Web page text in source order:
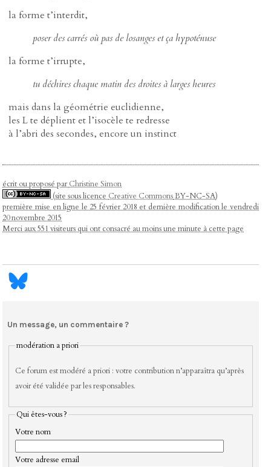
la forme t’interdit,
poser des carrés où pas de losanges et ça hypoténuse
la forme t’irrupte,
tu déchires chaque matin des droites à larges heures
mais dans la géométrie euclidienne,
les L te déplient et l’isocèle te redresse
à l’abri des secondes, encore un instinct
écrit ou proposé parChristine Simon
(site sous licence Creative CommonsBY-NC-SA)
première mise en ligne le 25 février 2018 et dernière modification le vendredi
20 novembre 2015
Merci aux 551 visiteurs qui ont consacré au moins une minute à cette page
Un message, un commentaire ?
modération a priori
Ce forum est modéré a priori : votre contribution n’apparaîtra qu’après
avoir été validée par les responsables.
Qui êtes-vous ?
Votre nom
Votre adresse email